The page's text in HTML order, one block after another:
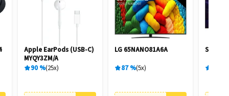
Apple EarPods (USB‑C)
MYQY3ZM/A
90 % 25x
LG 65NANO81A6A
87% 5x